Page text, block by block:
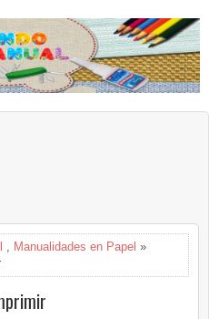
Manualidades en Papel »